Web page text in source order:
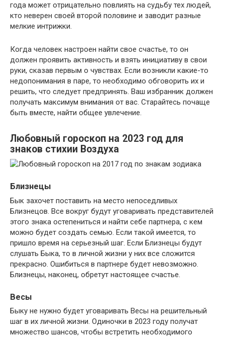
года может отрицательно повлиять на судьбу тех людей,
кто неверен своей второй половине и заводит разные
мелкие интрижки.
Когда человек настроен найти свое счастье, то он
должен проявить активность и взять инициативу в свои
руки, сказав первым о чувствах. Если возникли какие-то
недопонимания в паре, то необходимо обговорить их и
решить, что следует предпринять. Ваш избранник должен
получать максимум внимания от вас. Старайтесь почаще
быть вместе, найти общее увлечение.
Любовный гороскоп на 2023 год для
знаков стихии Воздуха
Близнецы
Бык захочет поставить на место непоседливых
Близнецов. Все вокруг будут уговаривать представителей
этого знака остепениться и найти себе партнера, с кем
можно будет создать семью. Если такой имеется, то
пришло время на серьезный шаг. Если Близнецы будут
слушать Быка, то в личной жизни у них все сложится
прекрасно. Ошибиться в партнере будет невозможно.
Близнецы, наконец, обретут настоящее счастье.
Весы
Быку не нужно будет уговаривать Весы на решительный
шаг в их личной жизни. Одиночки в 2023 году получат
множество шансов, чтобы встретить необходимого